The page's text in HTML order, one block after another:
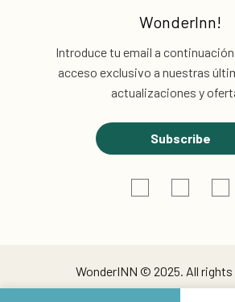
WonderInn!
Introduce tu email a continuación
acceso exclusivo a nuestras
actualizaciones y
Subscribe
WonderINN © 2025. All rights